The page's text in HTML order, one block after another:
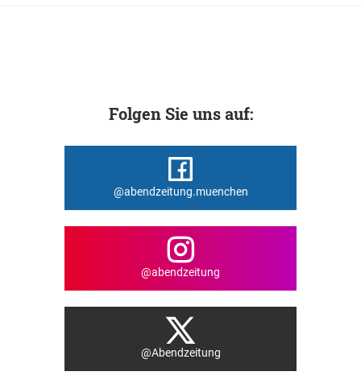
Folgen Sie uns auf:
@abendzeitung.muenchen
@abendzeitung
@Abendzeitung